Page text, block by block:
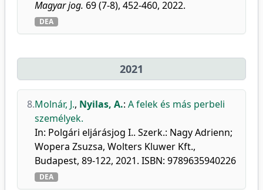
Magyar jog. 69 (7-8), 452-460, 2022.
DEA
2021
8.Molnár, J., Nyilas, A.: A felek és más perbeli
személyek.
In: Polgári eljárásjog I.. Szerk.: Nagy Adrienn;
Wopera Zsuzsa, Wolters Kluwer Kft.,
Budapest, 89-122, 2021. ISBN: 9789635940226
DEA